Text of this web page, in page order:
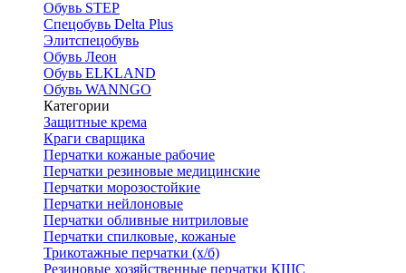
Обувь STEP
Спецобувь Delta Plus
Элитспецобувь
Обувь Леон
Обувь ELKLAND
Обувь WANNGO
Категории
Защитные крема
Краги сварщика
Перчатки кожаные рабочие
Перчатки резиновые медицинские
Перчатки морозостойкие
Перчатки нейлоновые
Перчатки обливные нитриловые
Перчатки спилковые, кожаные
Трикотажные перчатки (х/б)
Резиновые хозяйственные перчатки КЩС